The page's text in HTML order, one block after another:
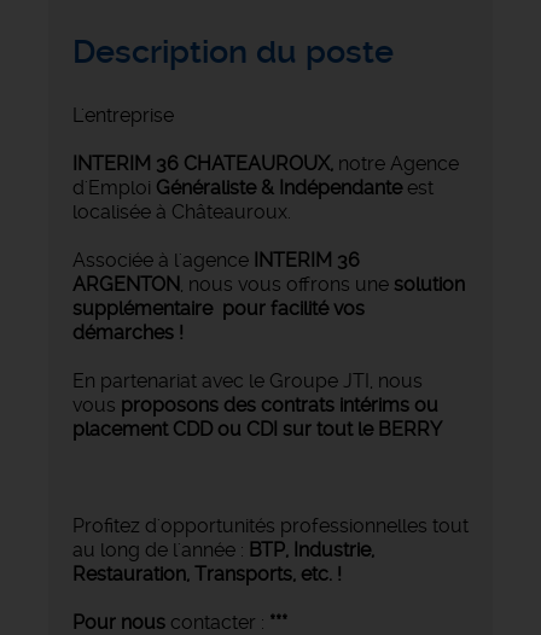
Description du poste
L'entreprise
INTERIM 36 CHATEAUROUX, notre Agence
d'Emploi Généraliste & Indépendante est
localisée à Châteauroux.
Associée à l'agence INTERIM 36
ARGENTON, nous vous offrons une solution
supplémentaire pour facilité vos
démarches !
En partenariat avec le Groupe JTI, nous
vous proposons des contrats intérims ou
placement CDD ou CDI sur tout le BERRY
Profitez d'opportunités professionnelles tout
au long de l'année : BTP, Industrie,
Restauration, Transports, etc. !
Pour nous contacter : ***